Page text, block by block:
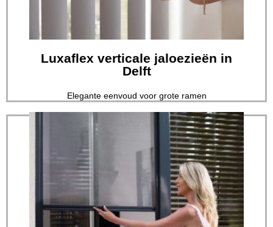
Luxaflex verticale jaloezieën in
Delft
Elegante eenvoud voor grote ramen
Luxaflex verticale jaloezieën in
Eradus Zonwering heeft de meest veelzijdige collectie
op het gebied van raamdecoratie...